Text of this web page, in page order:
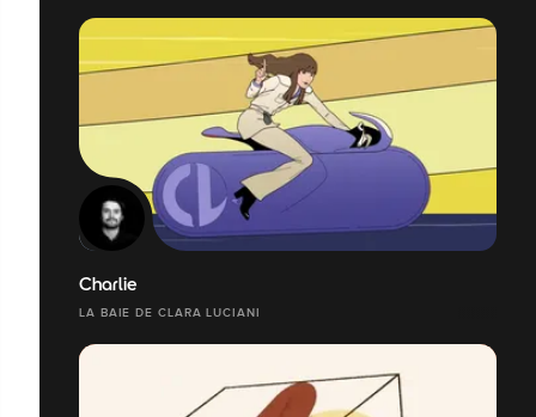
Charlie
LA BAIE DE CLARA LUCIANI